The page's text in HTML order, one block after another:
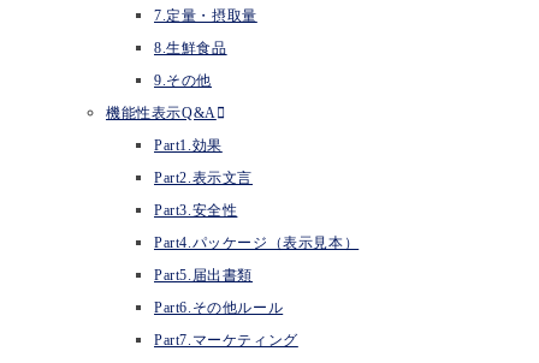
7.定量・摂取量
8.生鮮食品
9.その他
機能性表示Q&A
Part1.効果
Part2.表示文言
Part3.安全性
Part4.パッケージ（表示見本）
Part5.届出書類
Part6.その他ルール
Part7.マーケティング